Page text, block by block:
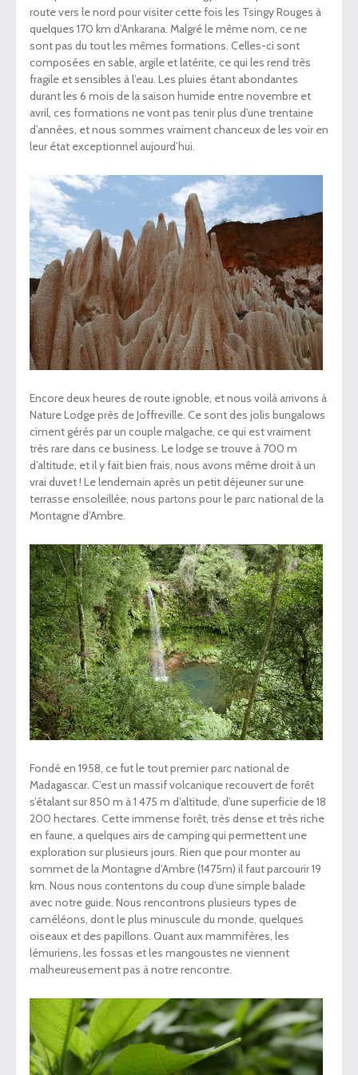
route vers le nord pour visiter cette fois les Tsingy Rouges à
quelques 170 km d’Ankarana. Malgré le même nom, ce ne
sont pas du tout les mêmes formations. Celles-ci sont
composées en sable, argile et latérite, ce qui les rend très
fragile et sensibles à l’eau. Les pluies étant abondantes
durant les 6 mois de la saison humide entre novembre et
avril, ces formations ne vont pas tenir plus d’une trentaine
d’années, et nous sommes vraiment chanceux de les voir en
leur état exceptionnel aujourd’hui.
Encore deux heures de route ignoble, et nous voilà arrivons à
Nature Lodge près de Joffreville. Ce sont des jolis bungalows
ciment gérés par un couple malgache, ce qui est vraiment
très rare dans ce business. Le lodge se trouve à 700 m
d’altitude, et il y fait bien frais, nous avons même droit à un
vrai duvet ! Le lendemain après un petit déjeuner sur une
terrasse ensoleillée, nous partons pour le parc national de la
Montagne d’Ambre.
Fondé en 1958, ce fut le tout premier parc national de
Madagascar. C’est un massif volcanique recouvert de forêt
s’étalant sur 850 m à 1 475 m d’altitude, d’une superficie de 18
200 hectares. Cette immense forêt, très dense et très riche
en faune, a quelques airs de camping qui permettent une
exploration sur plusieurs jours. Rien que pour monter au
sommet de la Montagne d’Ambre (1475m) il faut parcourir 19
km. Nous nous contentons du coup d’une simple balade
avec notre guide. Nous rencontrons plusieurs types de
caméléons, dont le plus minuscule du monde, quelques
oiseaux et des papillons. Quant aux mammifères, les
lémuriens, les fossas et les mangoustes ne viennent
malheureusement pas à notre rencontre.